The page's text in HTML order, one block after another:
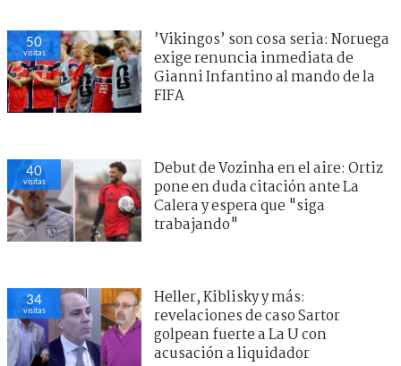
50
visitas
’Vikingos’ son cosa seria: Noruega
exige renuncia inmediata de
Gianni Infantino al mando de la
FIFA
40
visitas
Debut de Vozinha en el aire: Ortiz
pone en duda citación ante La
Calera y espera que "siga
trabajando"
34
visitas
Heller, Kiblisky y más:
revelaciones de caso Sartor
golpean fuerte a La U con
acusación a liquidador